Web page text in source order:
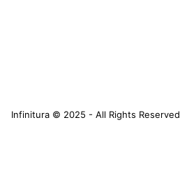
Infinitura © 2025 - All Rights Reserved